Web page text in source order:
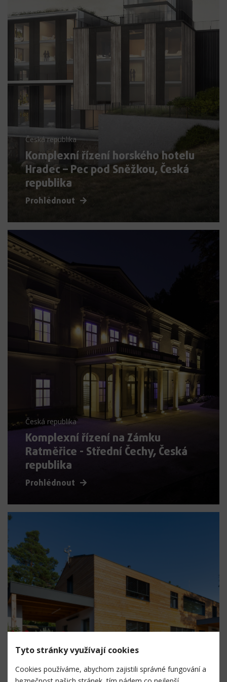
Česká republika
Komplexní řízení horského hotelu
Hradec – Pec pod Sněžkou, Česká
republika
Prohlédnout
Česká republika
Komplexní řízení na Zámku
Ratměřice - Střední Čechy, Česká
republika
Prohlédnout
Tyto stránky využívají cookies
Cookies používáme, abychom zajistili správné fungování a